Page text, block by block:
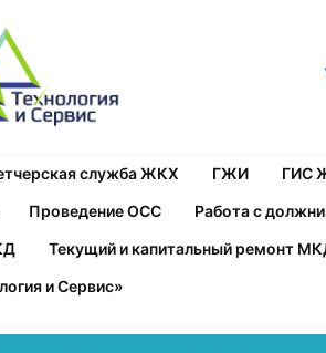
служба ЖКХ ГЖИ ГИС
Проведение ОСС Работа с
Текущий и капитальный ремонт
и Сервис»